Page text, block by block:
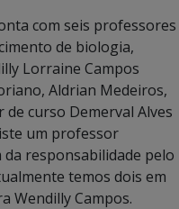
com seis professores
de biologia,
Lorraine Campos
Aldrian Medeiros,
curso Demerval Alves
um professor
responsabilidade pelo
temos dois em
Wendilly Campos.